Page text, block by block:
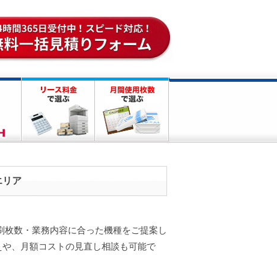
リア
数・業務内容に合った機種をご提案し
、月額コストの見直し相談も可能で